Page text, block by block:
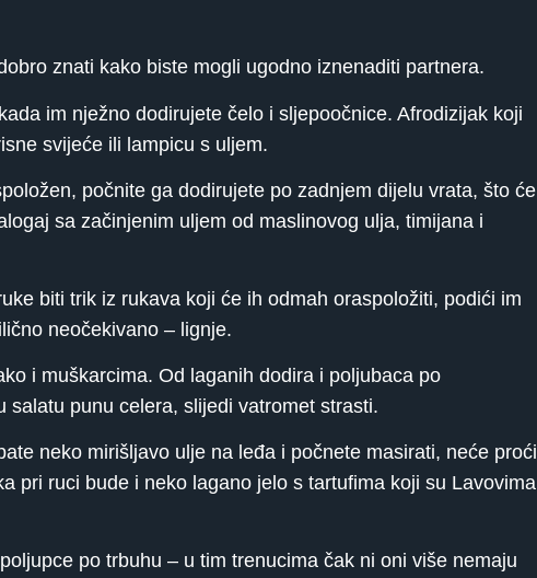
znati kako biste mogli ugodno iznenaditi partnera.
im nježno dodirujete čelo i sljepoočnice. Afrodizijak koji
svijeće ili lampicu s uljem.
počnite ga dodirujete po zadnjem dijelu vrata, što će
sa začinjenim uljem od maslinovog ulja, timijana i
biti trik iz rukava koji će ih odmah oraspoložiti, podići im
neočekivano – lignje.
i muškarcima. Od laganih dodira i poljubaca po
punu celera, slijedi vatromet strasti.
neko mirišljavo ulje na leđa i počnete masirati, neće proći
pri ruci bude i neko lagano jelo s tartufima koji su Lavovima
po trbuhu – u tim trenucima čak ni oni više nemaju